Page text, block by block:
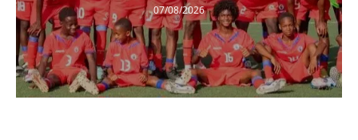
07/08/2026